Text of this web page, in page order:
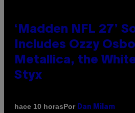
‘Madden NFL 27’
Includes Ozzy
Metallica, the
Styx
hace 10 horasPor Dan Milam